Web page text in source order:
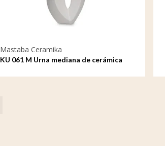
Mastaba Ceramika
KU 061 M Urna mediana de cerámica